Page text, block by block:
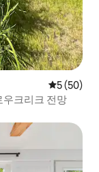
평점 5점(5
5 (50)
우크리크 전망